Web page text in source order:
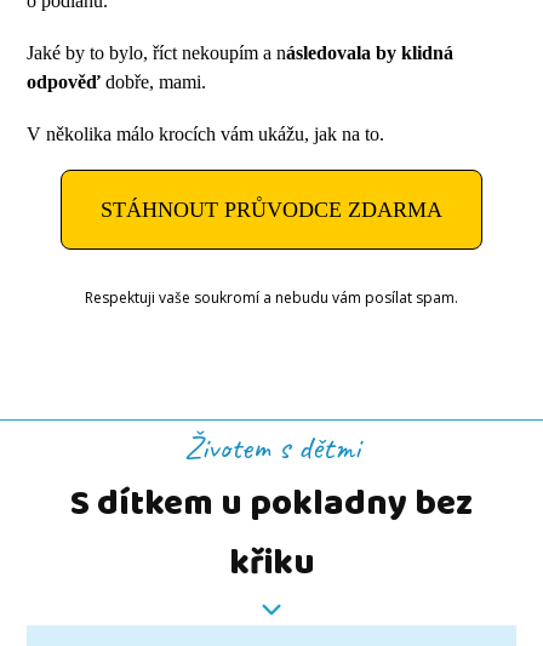
Jaké by to bylo, říct nekoupím a následovala by klidná
odpověď dobře, mami.
V několika málo krocích vám ukážu, jak na to.
STÁHNOUT PRŮVODCE ZDARMA
Respektuji vaše soukromí a nebudu vám posílat spam.
Životem s dětmi
S dítkem u pokladny bez
křiku